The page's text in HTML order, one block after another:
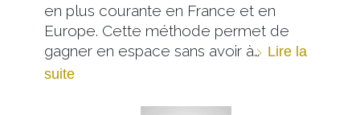
en plus courante en France et en
Europe. Cette méthode permet de
gagner en espace sans avoir à… Lire la
suite